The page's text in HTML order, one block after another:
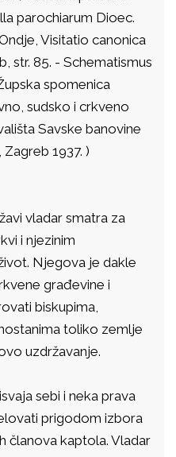
parochiarum Dioec.
Visitatio canonica
str. 85. - Schematismus
spomenica
sudsko i crkveno
Savske banovine
1937. )
vladar smatra za
i njezinim
Njegova je dakle
građevine i
biskupima,
toliko zemlje
uzdržavanje.
sebi i neka prava
prigodom izbora
članova kaptola. Vladar